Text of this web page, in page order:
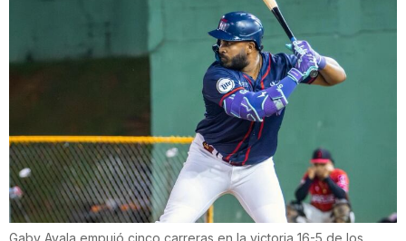
Gaby Ayala empujó cinco carreras en la victoria 16-5 de los